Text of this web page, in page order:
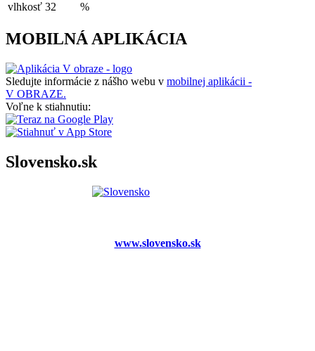
vlhkosť 32 %
MOBILNÁ APLIKÁCIA
Sledujte informácie z nášho webu v mobilnej aplikácii -
V OBRAZE.
Voľne k stiahnutiu:
Slovensko.sk
www.slovensko.sk